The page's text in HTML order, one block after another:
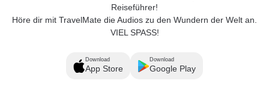
Reiseführer!
Höre dir mit TravelMate die Audios zu den Wundern der Welt an.
VIEL SPASS!
Download
App Store
Download
Google Play